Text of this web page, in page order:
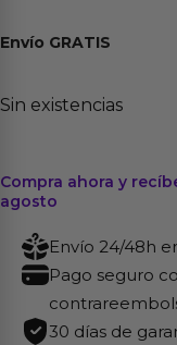
Envío GRATIS
Sin existencias
Compra ahora y
agosto
Envío 24/48h
Pago seguro
30 días de